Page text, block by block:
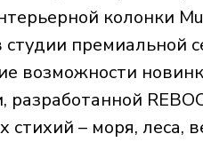
колонки
премиальной
возможности
разработанной
– моря, леса,